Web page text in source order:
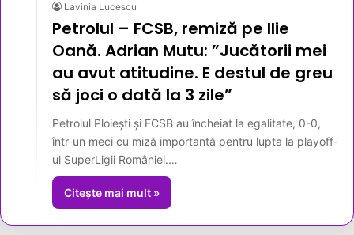
Lavinia Lucescu
Petrolul – FCSB, remiză pe Ilie
Oană. Adrian Mutu: ”Jucătorii mei
au avut atitudine. E destul de greu
să joci o dată la 3 zile”
Petrolul Ploiești și FCSB au încheiat la egalitate, 0-0,
într-un meci cu miză importantă pentru lupta la playoff-
ul SuperLigii României.…
Citește mai mult »